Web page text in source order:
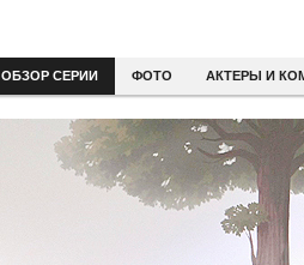
ОБЗОР СЕРИИ ФОТО АКТЕРЫ И